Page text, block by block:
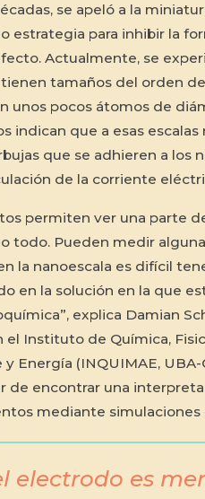
se apeló a la
estrategia para inhibir la
Actualmente, se
tamaños del orden
unos pocos átomos de
indican que a esas escalas
que se adhieren a los
de la corriente
permiten ver una parte
todo. Pueden medir
la nanoescala es difícil
en la solución en la que
explica Damian
el Instituto de Química,
Energía (INQUIMAE, UBA-
de encontrar una
mediante simulaciones
electrodo es